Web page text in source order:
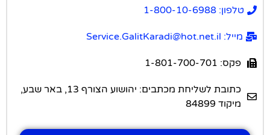
טלפון: 1-800-10-6988
מייל: Service.GalitKaradi@hot.net.il
פקס: 1-801-700-701
כתובת לשליחת מכתבים: יהושוע הצורף 13, באר שבע,
מיקוד 84899